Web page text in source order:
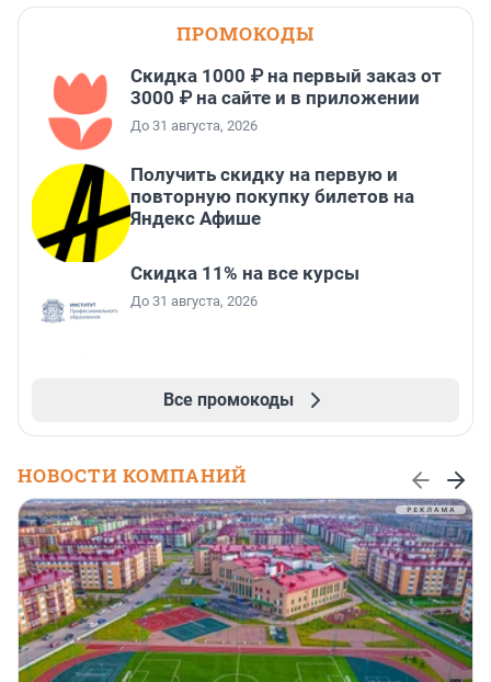
ПРОМОКОДЫ
Скидка 1000 ₽ на первый заказ от
3000 ₽ на сайте и в приложении
До 31 августа, 2026
Получить скидку на первую и
повторную покупку билетов на
Яндекс Афише
Скидка 11% на все курсы
До 31 августа, 2026
Все промокоды
НОВОСТИ КОМПАНИЙ